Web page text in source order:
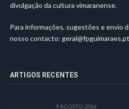
divulgação da cultura vimaranense.
Para informações, sugestões e envio
nosso contacto: geral@fpguimaraes.pt
ARTIGOS RECENTES
9 AGOSTO, 2026